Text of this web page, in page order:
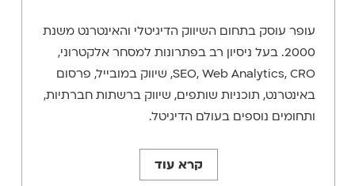
עופר עוסק בתחום השיווק הדיגיטלי והאינטרנט משנת
2000. בעל ניסיון רב בפתרונות למסחר אלקטרוני,
SEO, Web Analytics, CRO, שיווק במובייל, פרסום
באינטרנט, תוכניות שותפים, שיווק ברשתות חברתיות,
ותחומים נוספים בעולם הדיגיטל.
קרא עוד